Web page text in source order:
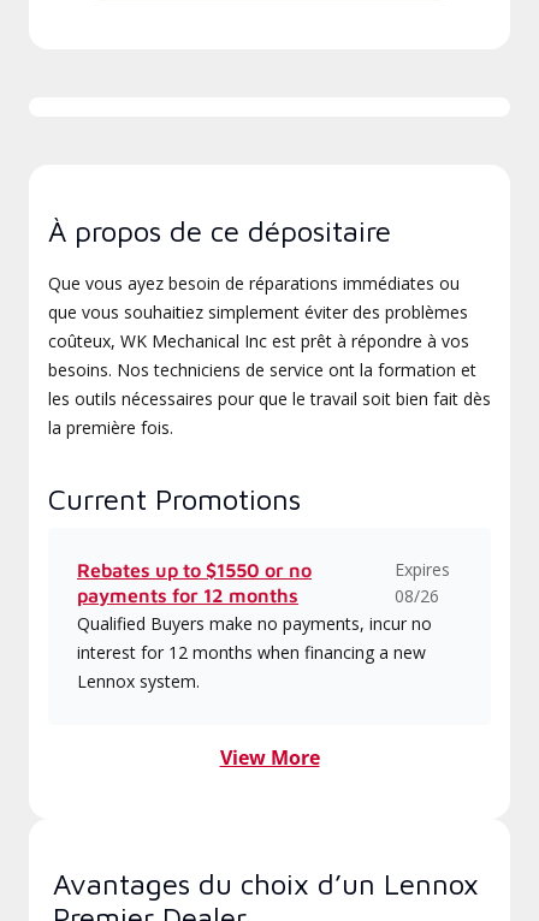
À propos de ce dépositaire
Que vous ayez besoin de réparations immédiates ou
que vous souhaitiez simplement éviter des problèmes
coûteux, WK Mechanical Inc est prêt à répondre à vos
besoins. Nos techniciens de service ont la formation et
les outils nécessaires pour que le travail soit bien fait dès
la première fois.
Current Promotions
Rebates up to $1550 or no
payments for 12 months
Expires
08/26
Qualified Buyers make no payments, incur no
interest for 12 months when financing a new
Lennox system.
View More
Avantages du choix d’un Lennox